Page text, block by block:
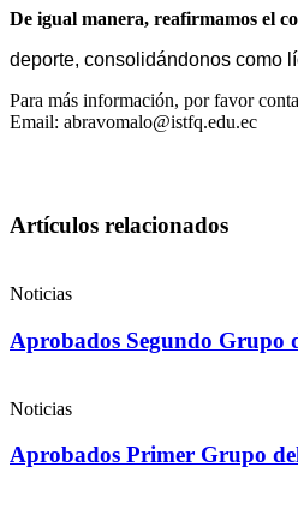
De igual manera, reafirmamos el
deporte, consolidándonos como
Para más información, por favor
Email: abravomalo@istfq.edu.ec
Artículos relacionados
Noticias
Aprobados Segundo Grupo
Noticias
Aprobados Primer Grupo